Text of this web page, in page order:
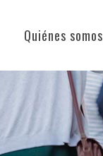
Quiénes somos